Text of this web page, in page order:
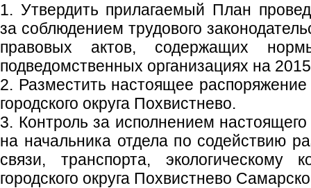
1. Утвердить прилагаемый План
за соблюдением трудового
правовых актов, содержащих
подведомственных организациях на 2015
2. Разместить настоящее
городского округа Похвистнево.
3. Контроль за исполнением
на начальника отдела по содействию
связи, транспорта, экологическому
городского округа Похвистнево